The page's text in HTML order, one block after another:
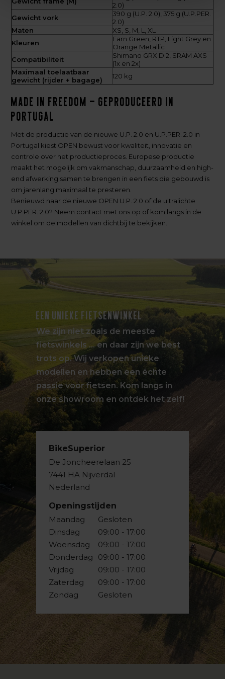
2.0)
Gewicht vork
390 g (U.P. 2.0), 375 g (U.P.PER.
2.0)
Maten
XS, S, M, L, XL
Kleuren
Farn Green, RTP, Light Grey en
Orange Metallic
Compatibiliteit
Shimano GRX Di2, SRAM AXS
(1x en 2x)
Maximaal toelaatbaar
gewicht (rijder + bagage)
120 kg
Made in Freedom – geproduceerd in
Portugal
Met de productie van de nieuwe U.P. 2.0 en U.P.PER. 2.0 in
Portugal kiest OPEN bewust voor kwaliteit, innovatie en
controle over het productieproces. Europese productie
maakt het mogelijk om vakmanschap, duurzaamheid en high-
end afwerking samen te brengen in een fiets die gebouwd is
om jarenlang maximaal te presteren.
Benieuwd naar de nieuwe OPEN U.P. 2.0 of de ultralichte
U.P.PER. 2.0? Neem contact met ons op of kom langs in de
winkel om de modellen van dichtbij te bekijken.
EEN UNIEKE FIETSENWINKEL
We zijn niet zoals de meeste
fietswinkels … en daar zijn we best
trots op. Wij verkopen unieke
modellen en hebben een échte
passie voor fietsen. Kom langs in
onze showroom en ontdek het zelf!
BikeSuperior
De Joncheerelaan 25
7441 HA Nijverdal
Nederland
Openingstijden
Maandag
Dinsdag
Woensdag
Donderdag
Vrijdag
Zaterdag
Zondag
Gesloten
09:00 - 17:00
09:00 - 17:00
09:00 - 17:00
09:00 - 17:00
09:00 - 17:00
Gesloten